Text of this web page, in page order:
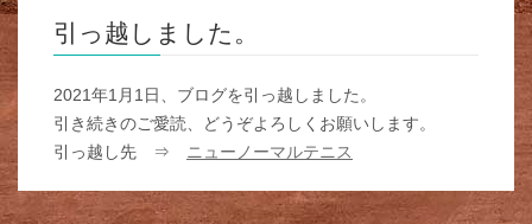
引っ越しました。
2021年1月1日、ブログを引っ越しました。
引き続きのご愛読、どうぞよろしくお願いします。
引っ越し先 ⇒
ニューノーマルテニス